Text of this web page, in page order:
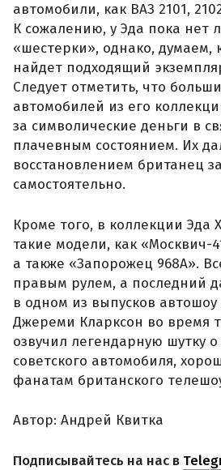
автомобили, как ВАЗ 2101,
К сожалению, у Эда пока нет
«шестерки», однако, думаем,
найдет подходящий
Следует отметить, что
автомобилей из его
за символические деньги в
плачевным состоянием. Их
восстановлением британец
самостоятельно.
Кроме того, в коллекции Эда
такие модели, как «Москвич-
а также «Запорожец 968А».
правым рулем, а последний
в одном из выпусков автошоу
Джереми Кларксон во время
озвучил легендарную шутку
советского автомобиля,
фанатам британского
Автор: Андрей Квитка
Подписывайтесь на нас в